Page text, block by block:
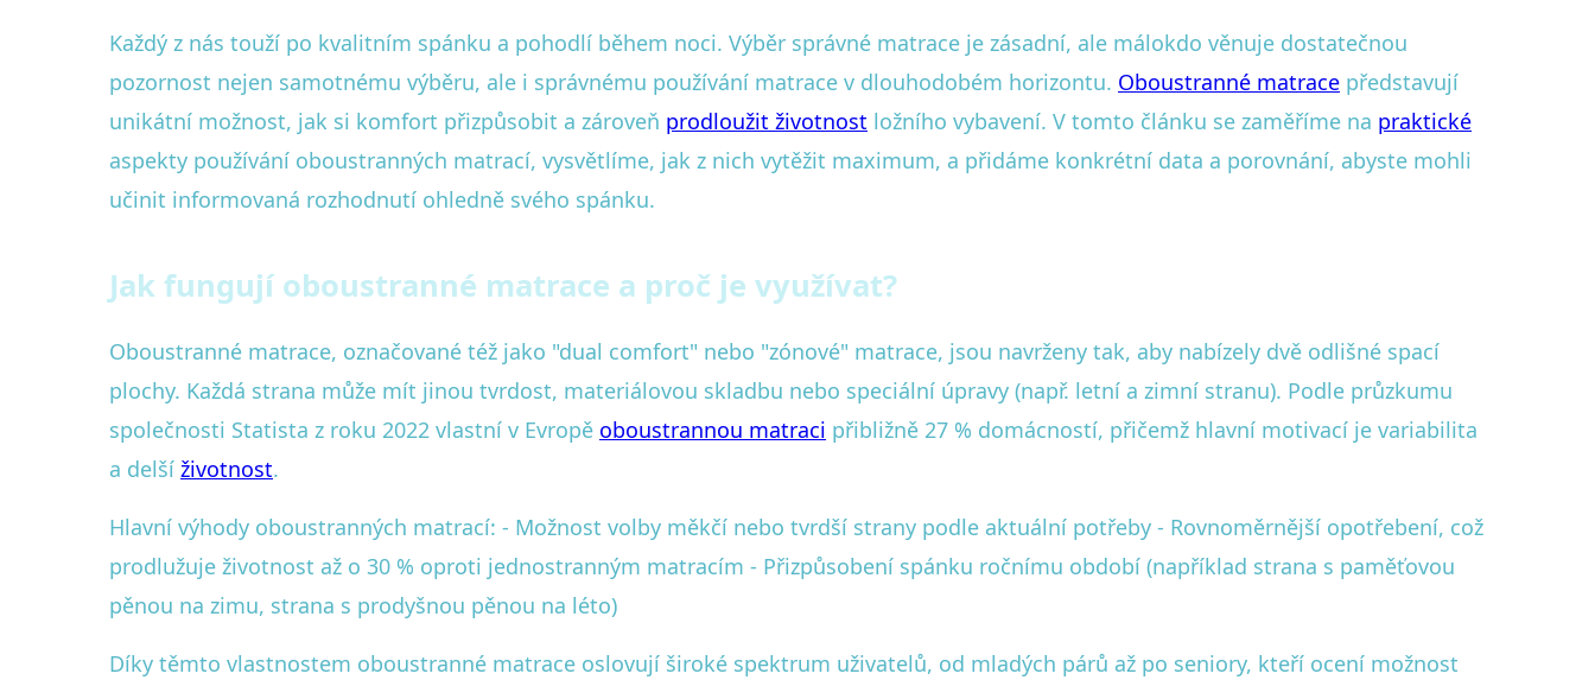
Každý z nás touží po kvalitním spánku a pohodlí během noci. Výběr správné matrace je zásadní, ale málokdo věnuje dostatečnou
pozornost nejen samotnému výběru, ale i správnému používání matrace v dlouhodobém horizontu. Oboustranné matrace představují
unikátní možnost, jak si komfort přizpůsobit a zároveň prodloužit životnost ložního vybavení. V tomto článku se zaměříme na praktické
aspekty používání oboustranných matrací, vysvětlíme, jak z nich vytěžit maximum, a přidáme konkrétní data a porovnání, abyste mohli
učinit informovaná rozhodnutí ohledně svého spánku.
Jak fungují oboustranné matrace a proč je využívat?
Oboustranné matrace, označované též jako "dual comfort" nebo "zónové" matrace, jsou navrženy tak, aby nabízely dvě odlišné spací
plochy. Každá strana může mít jinou tvrdost, materiálovou skladbu nebo speciální úpravy (např. letní a zimní stranu). Podle průzkumu
společnosti Statista z roku 2022 vlastní v Evropě oboustrannou matraci přibližně 27 % domácností, přičemž hlavní motivací je variabilita
a delší životnost.
Hlavní výhody oboustranných matrací: - Možnost volby měkčí nebo tvrdší strany podle aktuální potřeby - Rovnoměrnější opotřebení, což
prodlužuje životnost až o 30 % oproti jednostranným matracím - Přizpůsobení spánku ročnímu období (například strana s paměťovou
pěnou na zimu, strana s prodyšnou pěnou na léto)
Díky těmto vlastnostem oboustranné matrace oslovují široké spektrum uživatelů, od mladých párů až po seniory, kteří ocení možnost